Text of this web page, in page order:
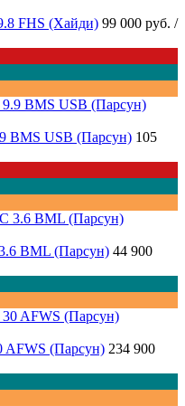
FHS (Хайди) 99 000 руб. /
BMS USB (Парсун) 105
BML (Парсун) 44 900
AFWS (Парсун) 234 900